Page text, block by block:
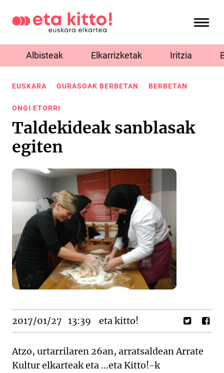
Albisteak Elkarrizketak Iritzia
EUSKARA GURASOAK BERBETAN BERBETAN
ONGI ETORRI
Taldekideak sanblasak
egiten
2017/01/27 13:39 eta kitto!
Atzo, urtarrilaren 26an, arratsaldean Arrate
Kultur elkarteak eta ...eta Kitto!-k